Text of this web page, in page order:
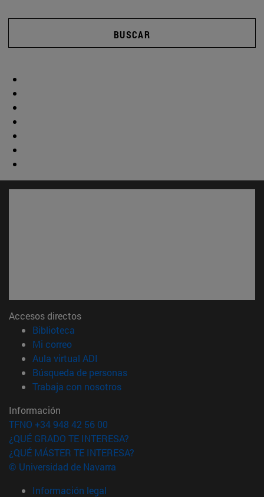
BUSCAR
Accesos directos
Biblioteca
Mi correo(abre en nueva ventana)
Aula virtual ADI
Búsqueda de personas(abre en nueva ventana)
Trabaja con nosotros(abre en nueva ventana)
Información
TFNO +34 948 42 56 00
¿QUÉ GRADO TE INTERESA?
¿QUÉ MÁSTER TE INTERESA?
© Universidad de Navarra
Información legal